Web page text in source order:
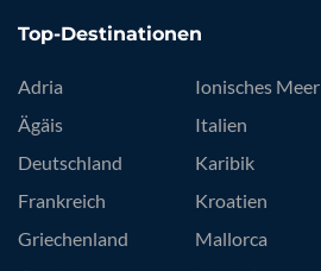
Top-Destinationen
Adria
Ägäis
Deutschland
Frankreich
Griechenland
Ionisches Meer
Italien
Karibik
Kroatien
Mallorca